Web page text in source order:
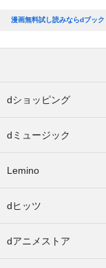
漫画無料試し読みならdブック
dショッピング
dミュージック
Lemino
dヒッツ
dアニメストア